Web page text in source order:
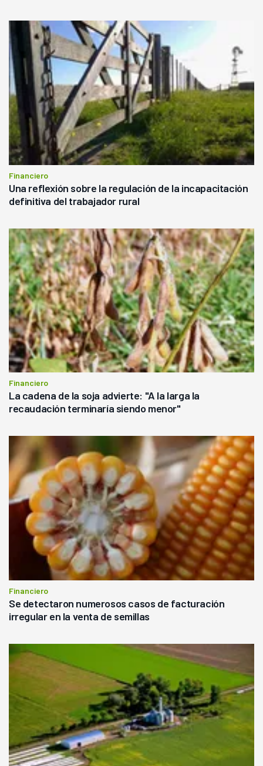
Financiero
Una reflexión sobre la regulación de la incapacitación
definitiva del trabajador rural
Financiero
La cadena de la soja advierte: "A la larga la
recaudación terminaría siendo menor"
Financiero
Se detectaron numerosos casos de facturación
irregular en la venta de semillas